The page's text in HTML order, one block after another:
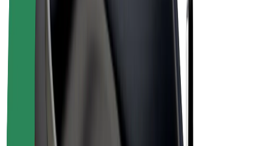
Ingresos de conductor/a
Ingresos de repartidor
Comercios de Bolt Food
Flotas
Franquicias
Empresa